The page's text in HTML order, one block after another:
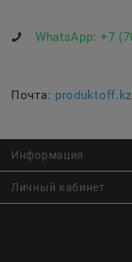
WhatsApp: +7
Почта:
Информация
Личный кабинет